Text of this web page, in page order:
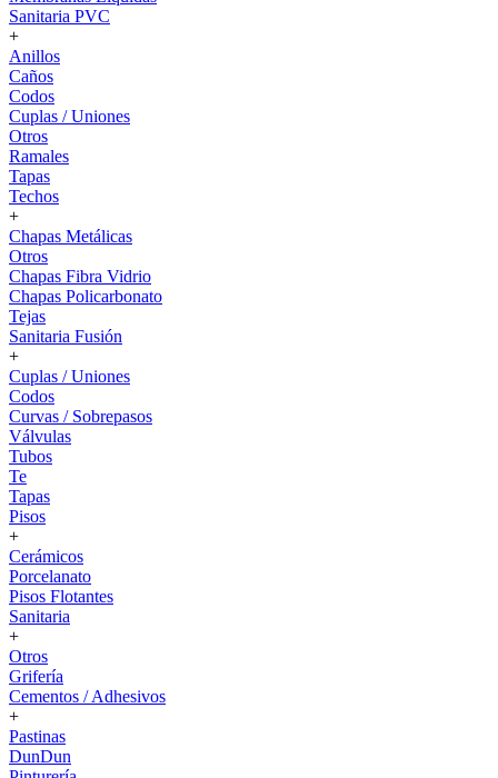
Sanitaria PVC
+
Anillos
Caños
Codos
Cuplas / Uniones
Otros
Ramales
Tapas
Techos
+
Chapas Metálicas
Otros
Chapas Fibra Vidrio
Chapas Policarbonato
Tejas
Sanitaria Fusión
+
Cuplas / Uniones
Codos
Curvas / Sobrepasos
Válvulas
Tubos
Te
Tapas
Pisos
+
Cerámicos
Porcelanato
Pisos Flotantes
Sanitaria
+
Otros
Grifería
Cementos / Adhesivos
+
Pastinas
DunDun